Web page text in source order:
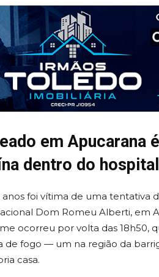
em Apucarana
dentro do hospital
foi vítima de uma tentativa
Dom Romeu Alberti, em
ocorreu por volta das 18h50,
de fogo — um na região da
casa.